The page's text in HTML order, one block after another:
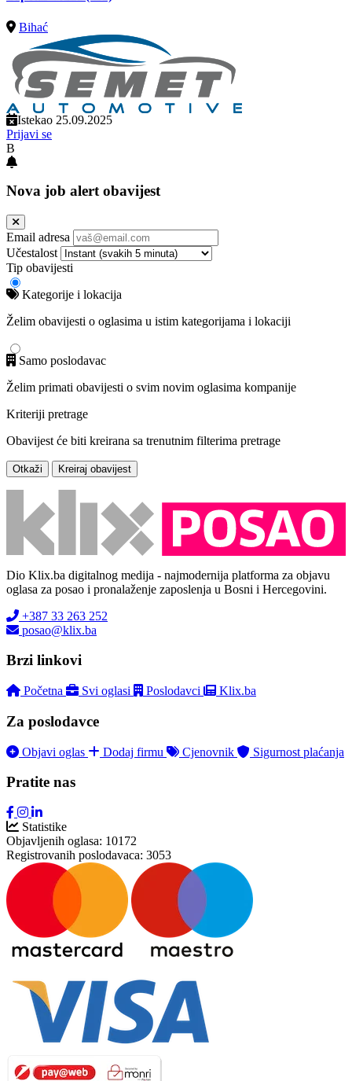
Bihać
Istekao 25.09.2025
Prijavi se
B
Nova job alert obavijest
Email adresa
Učestalost
Tip obavijesti
Kategorije i lokacija
Želim obavijesti o oglasima u istim kategorijama i lokaciji
Samo poslodavac
Želim primati obavijesti o svim novim oglasima kompanije
Kriteriji pretrage
Obavijest će biti kreirana sa trenutnim filterima pretrage
Otkaži Kreiraj obavijest
Dio Klix.ba digitalnog medija - najmodernija platforma za objavu
oglasa za posao i pronalaženje zaposlenja u Bosni i Hercegovini.
+387 33 263 252
posao@klix.ba
Brzi linkovi
Početna Svi oglasi Poslodavci Klix.ba
Za poslodavce
Objavi oglas Dodaj firmu Cjenovnik Sigurnost plaćanja
Pratite nas
Statistike
Objavljenih oglasa: 10172
Registrovanih poslodavaca: 3053